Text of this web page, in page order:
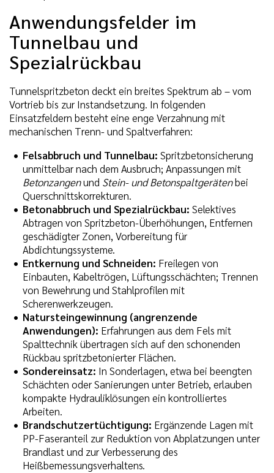
Anwendungsfelder im
Tunnelbau und
Spezialrückbau
Tunnelspritzbeton deckt ein breites Spektrum ab – vom
Vortrieb bis zur Instandsetzung. In folgenden
Einsatzfeldern besteht eine enge Verzahnung mit
mechanischen Trenn- und Spaltverfahren:
Felsabbruch und Tunnelbau: Spritzbetonsicherung
unmittelbar nach dem Ausbruch; Anpassungen mit
Betonzangenund Stein- und Betonspaltgerätenbei
Querschnittskorrekturen.
Betonabbruch und Spezialrückbau: Selektives
Abtragen von Spritzbeton-Überhöhungen, Entfernen
geschädigter Zonen, Vorbereitung für
Abdichtungssysteme.
Entkernung und Schneiden: Freilegen von
Einbauten, Kabeltrögen, Lüftungsschächten; Trennen
von Bewehrung und Stahlprofilen mit
Scherenwerkzeugen.
Natursteingewinnung (angrenzende
Anwendungen): Erfahrungen aus dem Fels mit
Spalttechnik übertragen sich auf den schonenden
Rückbau spritzbetonierter Flächen.
Sondereinsatz: In Sonderlagen, etwa bei beengten
Schächten oder Sanierungen unter Betrieb, erlauben
kompakte Hydrauliklösungen ein kontrolliertes
Arbeiten.
Brandschutzertüchtigung: Ergänzende Lagen mit
PP-Faseranteil zur Reduktion von Abplatzungen unter
Brandlast und zur Verbesserung des
Heißbemessungsverhaltens.